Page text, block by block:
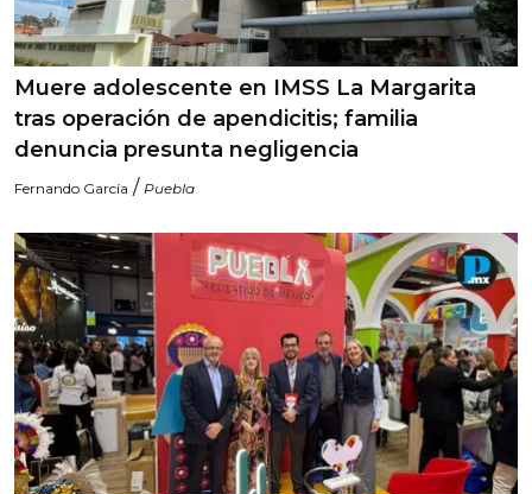
Muere adolescente en IMSS La Margarita
tras operación de apendicitis; familia
denuncia presunta negligencia
Fernando García / Puebla